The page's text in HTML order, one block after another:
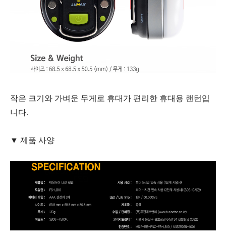
작은 크기와 가벼운 무게로 휴대가 편리한 휴대용 랜턴입
니다.
▼ 제품 사양